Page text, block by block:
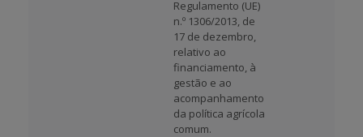
Regulamento (UE)
n.º 1306/2013, de
17 de dezembro,
relativo ao
financiamento, à
gestão e ao
acompanhamento
da política agrícola
comum.